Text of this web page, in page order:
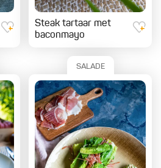
Steak tartaar met
baconmayo
SALADE